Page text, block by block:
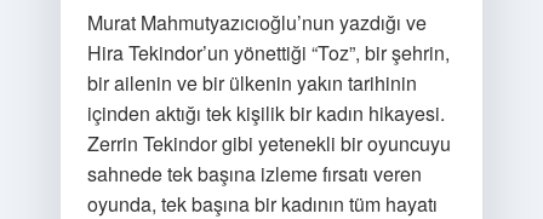
Murat Mahmutyazıcıoğlu’nun yazdığı ve
Hira Tekindor’un yönettiği “Toz”, bir şehrin,
bir ailenin ve bir ülkenin yakın tarihinin
içinden aktığı tek kişilik bir kadın hikayesi.
Zerrin Tekindor gibi yetenekli bir oyuncuyu
sahnede tek başına izleme fırsatı veren
oyunda, tek başına bir kadının tüm hayatı